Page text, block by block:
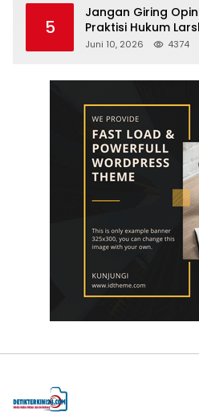
5
Jangan Giring
Praktisi Hukum
Tuduhan Soal
Juni 10, 2026 4374